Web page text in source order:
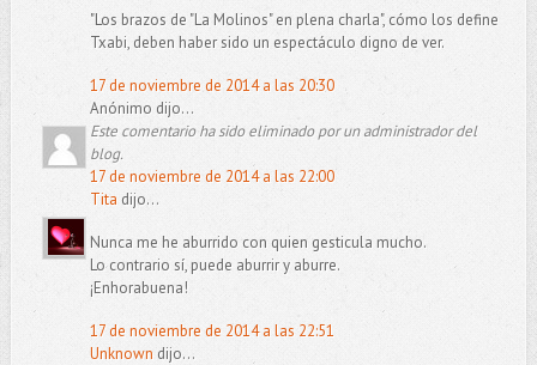
"Los brazos de "La Molinos" en plena charla", cómo los define
Txabi, deben haber sido un espectáculo digno de ver.
17 de noviembre de 2014 a las 20:30
Anónimo dijo...
Este comentario ha sido eliminado por un administrador del
blog.
17 de noviembre de 2014 a las 22:00
Tita dijo...
Nunca me he aburrido con quien gesticula mucho.
Lo contrario sí, puede aburrir y aburre.
¡Enhorabuena!
17 de noviembre de 2014 a las 22:51
Unknown dijo...